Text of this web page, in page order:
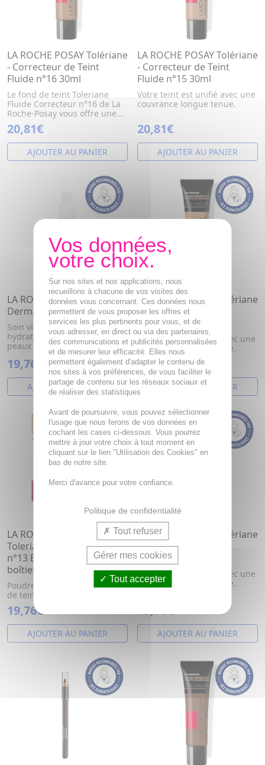
LA ROCHE POSAY Tolériane
- Correcteur de Teint
Fluide n°16 30ml
Le fond de teint Toleriane
Fluide Correcteur n°16 de La
Roche-Posay vous offre une...
20,81€
AJOUTER AU PANIER
LA ROCHE POSAY Tolériane
- Correcteur de Teint
Fluide n°15 30ml
Votre teint est unifié avec une
couvrance longue tenue.
20,81€
AJOUTER AU PANIER
LA ROCHE POSAY Toleriane
Dermallergo fluide 40ml
Soin visage quotidien
hydratant et apaisant pour les
peaux sensibles à allergiques
19,76€
AJOUTER AU PANIER
LA ROCHE POSAY Tolériane
- Correcteur de Teint
Fluide n°10 30ml
Votre teint est unifié avec une
couvrance longue tenue.
20,81€
AJOUTER AU PANIER
LA ROCHE-POSAY
Toleriane teint mineral
n°13 Beige sable SPF 25
boîtier 9g
Poudre minérale, correcteur
de teint compact, SPF25.
19,76€
AJOUTER AU PANIER
LA ROCHE POSAY Tolériane
- Correcteur de Teint
Fluide n°9 30ml
Votre teint est unifié avec une
couvrance longue tenue.
19,71€
AJOUTER AU PANIER
Sur nos sites et nos applications, nous
recueillons à chacune de vos visites des
données vous concernant. Ces données nous
permettent de vous proposer les offres et
services les plus pertinents pour vous, et de
vous adresser, en direct ou via des partenaires,
des communications et publicités personnalisées
et de mesurer leur efficacité. Elles nous
permettent également d'adapter le contenu de
nos sites à vos préférences, de vous faciliter le
partage de contenu sur les réseaux sociaux et
de réaliser des statistiques
Avant de poursuivre, vous pouvez sélectionner
l'usage que nous ferons de vos données en
cochant les cases ci-dessous. Vous pourrez
mettre à jour votre choix à tout moment en
cliquant sur le lien "Utilisation des Cookies" en
bas de notre site.
Merci d'avance pour votre confiance.
Politique de confidentialité
Tout refuser
Gérer mes cookies
Tout accepter